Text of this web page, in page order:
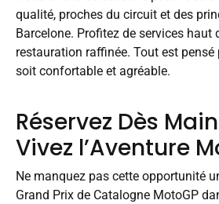
qualité, proches du circuit et des
Barcelone. Profitez de services haut
restauration raffinée. Tout est
soit confortable et agréable.
Réservez Dès
Vivez l’Aventure
Ne manquez pas cette opportunité
Grand Prix de Catalogne MotoGP